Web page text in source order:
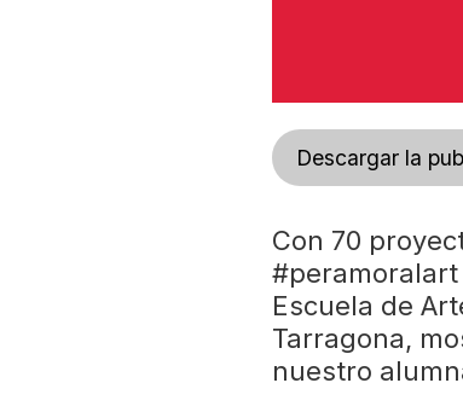
Descargar la
Con 70
Escuela de
Tarragona,
nuestro